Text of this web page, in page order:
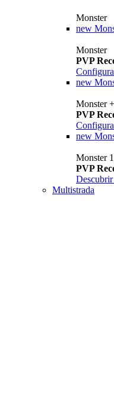
Monster
new
Monster
PVP
new
Monster +
PVP
new
Monster
PVP
Descubrir
Multistrada